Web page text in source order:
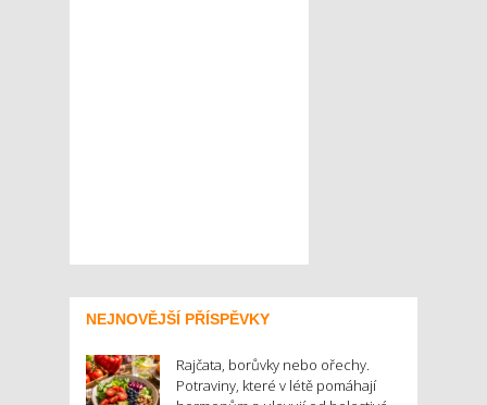
NEJNOVĚJŠÍ PŘÍSPĚVKY
Rajčata, borůvky nebo ořechy.
Potraviny, které v létě pomáhají